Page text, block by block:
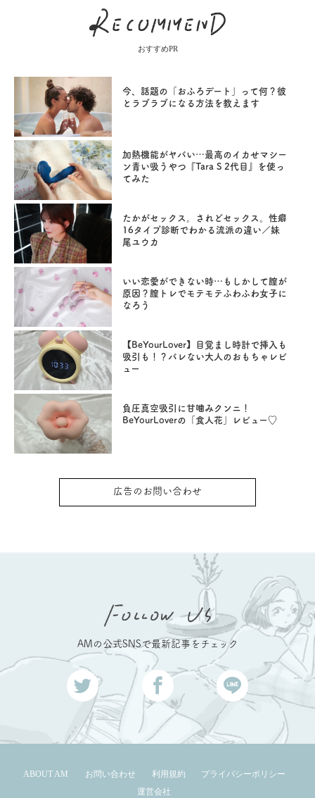
おすすめPR
今、話題の「おふろデート」って何？彼
とラブラブになる方法を教えます
加熱機能がヤバい…最高のイカせマシー
ン青い吸うやつ『Tara S 2代目』を使っ
てみた
たかがセックス。されどセックス。性癖
16タイプ診断でわかる流派の違い／妹
尾ユウカ
いい恋愛ができない時…もしかして膣が
原因？膣トレでモテモテふわふわ女子に
なろう
【BeYourLover】目覚まし時計で挿入も
吸引も！？バレない大人のおもちゃレビ
ュー
負圧真空吸引に甘噛みクンニ！
BeYourLoverの「食人花」レビュー♡
広告のお問い合わせ
AMの公式SNSで最新記事をチェック
ABOUT AM お問い合わせ 利用規約
プライバシーポリシー
運営会社